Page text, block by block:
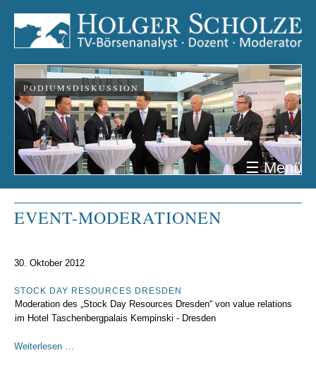
PODIUMSDISKUSSION
☰ Menü
EVENT-MODERATIONEN
30. Oktober 2012
STOCK DAY RESOURCES DRESDEN
Moderation des „Stock Day Resources Dresden“ von value relations
im Hotel Taschenbergpalais Kempinski - Dresden
Weiterlesen …